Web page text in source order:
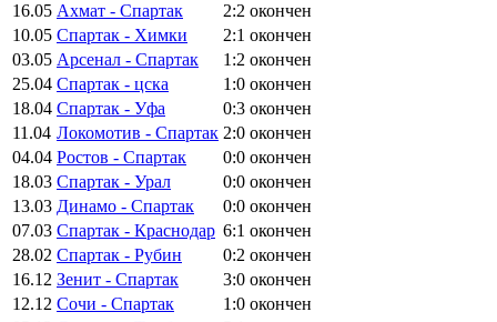
16.05 Ахмат - Спартак 2:2 окончен
10.05 Спартак - Химки 2:1 окончен
03.05 Арсенал - Спартак 1:2 окончен
25.04 Спартак - цска 1:0 окончен
18.04 Спартак - Уфа 0:3 окончен
11.04 Локомотив - Спартак 2:0 окончен
04.04 Ростов - Спартак 0:0 окончен
18.03 Спартак - Урал 0:0 окончен
13.03 Динамо - Спартак 0:0 окончен
07.03 Спартак - Краснодар 6:1 окончен
28.02 Спартак - Рубин 0:2 окончен
16.12 Зенит - Спартак 3:0 окончен
12.12 Сочи - Спартак 1:0 окончен